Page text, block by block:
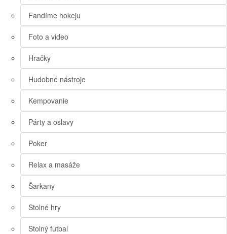
Fandíme hokeju
Foto a video
Hračky
Hudobné nástroje
Kempovanie
Párty a oslavy
Poker
Relax a masáže
Šarkany
Stolné hry
Stolný futbal